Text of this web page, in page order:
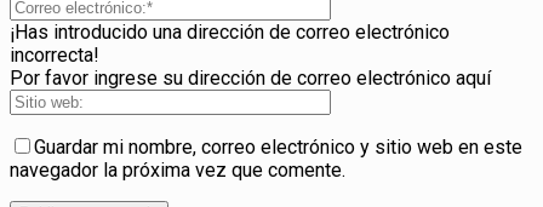
¡Has introducido una dirección de correo electrónico
incorrecta!
Por favor ingrese su dirección de correo electrónico aquí
Guardar mi nombre, correo electrónico y sitio web en este
navegador la próxima vez que comente.